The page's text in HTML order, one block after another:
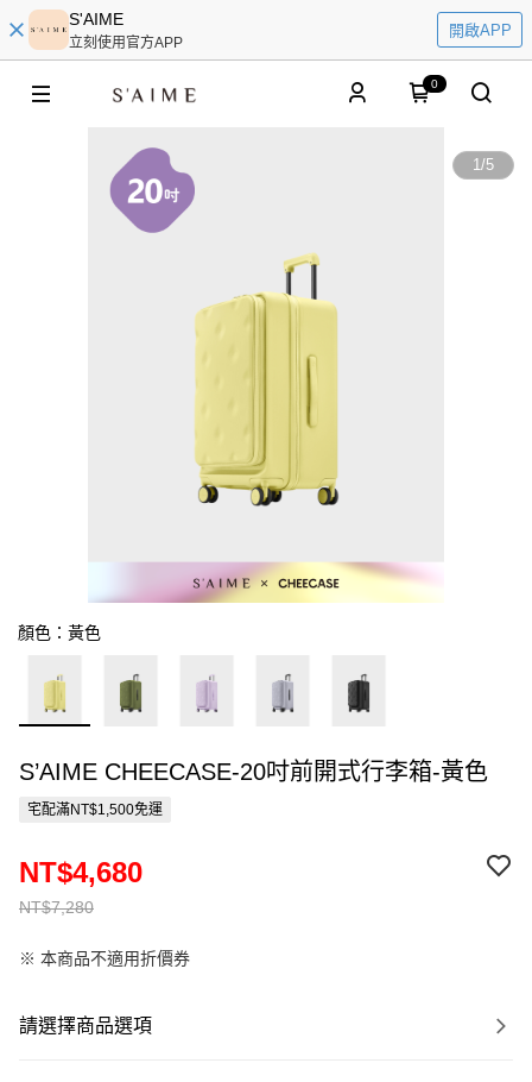
S'AIME
立刻使用官方APP
開啟APP
0
1/5
顏色：黃色
S’AIME CHEECASE-20吋前開式行李箱-黃色
宅配滿NT$1,500免運
NT$7,280
NT$4,680
※ 本商品不適用折價券
請選擇商品選項